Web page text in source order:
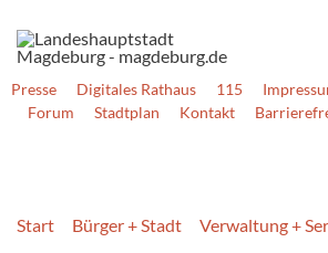
Presse Digitales Rathaus 115
Forum
Stadtplan Kontakt
Start Bürger + Stadt Verwaltung +